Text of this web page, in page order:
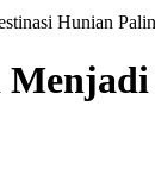
Hunian